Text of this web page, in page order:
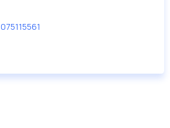
075115561